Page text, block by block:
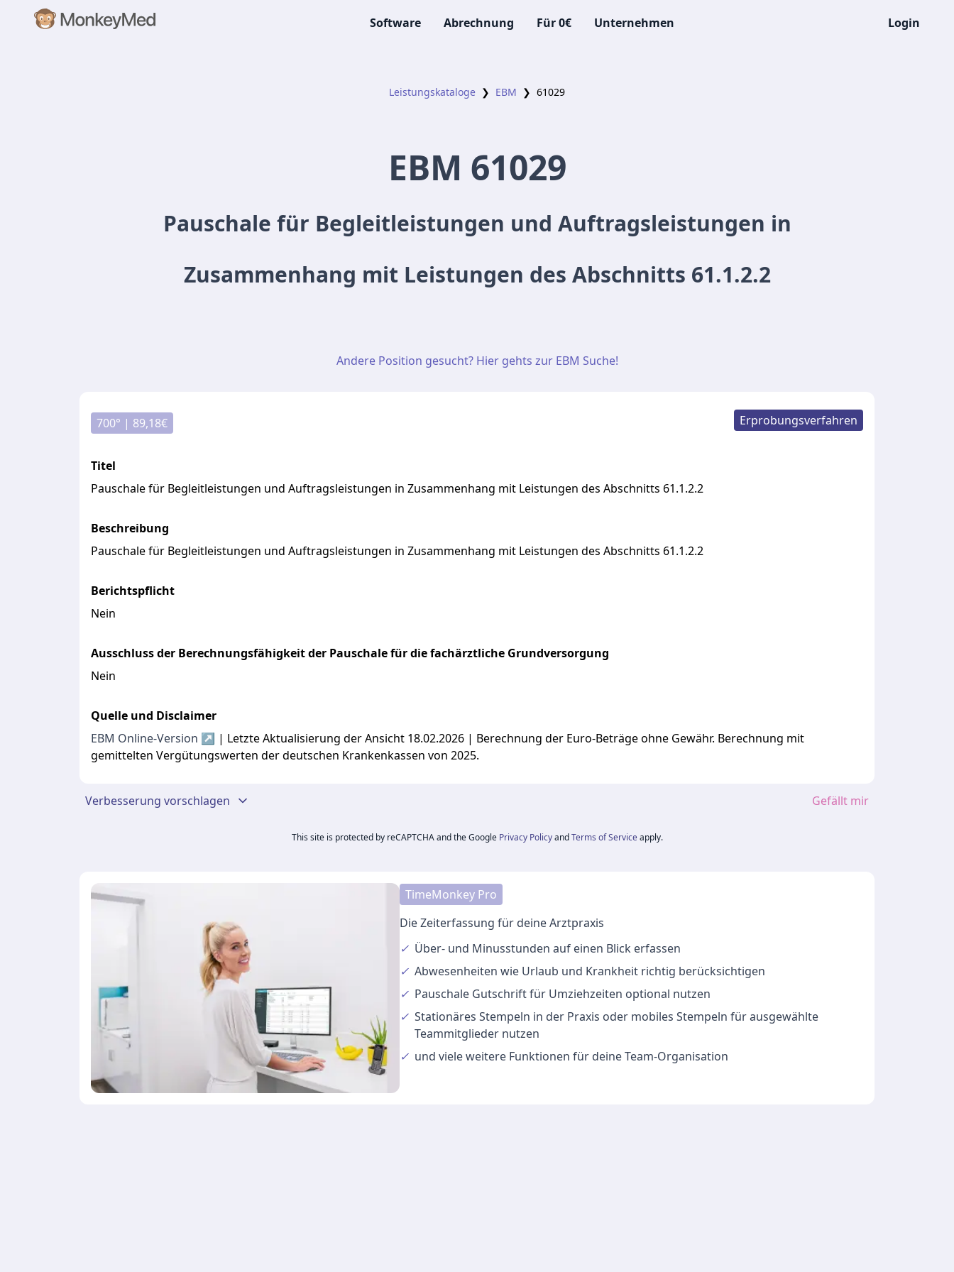
Software Abrechnung Für 0€ Unternehmen Login
Leistungskataloge ❯ EBM ❯ 61029
EBM 61029
Pauschale für Begleitleistungen und Auftragsleistungen in
Zusammenhang mit Leistungen des Abschnitts 61.1.2.2
Andere Position gesucht? Hier gehts zur EBM Suche!
700° | 89,18€ Erprobungsverfahren
Titel
Pauschale für Begleitleistungen und Auftragsleistungen in Zusammenhang mit Leistungen des Abschnitts 61.1.2.2
Beschreibung
Pauschalefür Begleitleistungen und Auftragsleistungen in Zusammenhang mit Leistungen des Abschnitts 61.1.2.2
Berichtspflicht
Nein
Ausschluss der Berechnungsfähigkeit der Pauschale für die fachärztliche Grundversorgung
Nein
Quelle und Disclaimer
EBM Online-Version ↗ | Letzte Aktualisierung der Ansicht 18.02.2026 | Berechnung der Euro-Beträge ohne Gewähr. Berechnung mit
gemittelten Vergütungswerten der deutschen Krankenkassen von 2025.
Verbesserung vorschlagen Gefällt mir
This site is protected by reCAPTCHA and the Google Privacy Policy and Terms of Service apply.
TimeMonkey Pro
Die Zeiterfassung für deine Arztpraxis
✓ Über- und Minusstunden auf einen Blick erfassen
✓ Abwesenheitenwie Urlaub und Krankheit richtig berücksichtigen
✓ Pauschale Gutschriftfür Umziehzeiten optional nutzen
✓ Stationäres Stempeln in der Praxis oder mobiles Stempeln für ausgewählte
Teammitglieder nutzen
✓ und vieleweitere Funktionenfür deine Team-Organisation